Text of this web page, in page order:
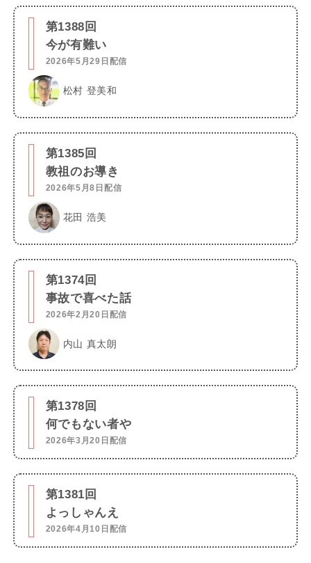
第1388回
今が有難い
2026年5月29日配信
松村 登美和
第1385回
教祖のお導き
2026年5月8日配信
花田 浩美
第1374回
事故で喜べた話
2026年2月20日配信
内山 真太朗
第1378回
何でもない者や
2026年3月20日配信
第1381回
よっしゃんえ
2026年4月10日配信